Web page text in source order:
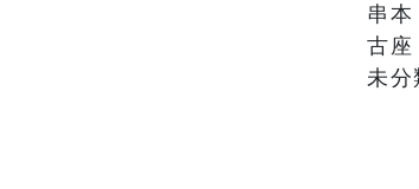
串本
古座
未分